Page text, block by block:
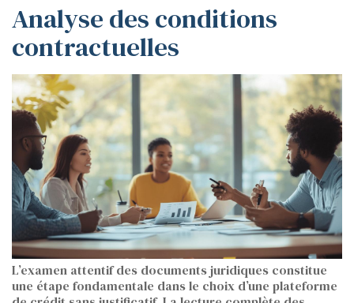
Analyse des conditions
contractuelles
L’examen attentif des documents juridiques constitue
une étape fondamentale dans le choix d’une plateforme